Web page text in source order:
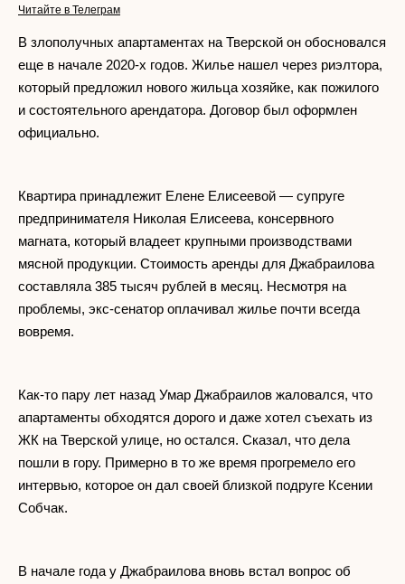
Читайте в Телеграм
В злополучных апартаментах на Тверской он обосновался
еще в начале 2020-х годов. Жилье нашел через риэлтора,
который предложил нового жильца хозяйке, как пожилого
и состоятельного арендатора. Договор был оформлен
официально.
Квартира принадлежит Елене Елисеевой — супруге
предпринимателя Николая Елисеева, консервного
магната, который владеет крупными производствами
мясной продукции. Стоимость аренды для Джабраилова
составляла 385 тысяч рублей в месяц. Несмотря на
проблемы, экс-сенатор оплачивал жилье почти всегда
вовремя.
Как-то пару лет назад Умар Джабраилов жаловался, что
апартаменты обходятся дорого и даже хотел съехать из
ЖК на Тверской улице, но остался. Сказал, что дела
пошли в гору. Примерно в то же время прогремело его
интервью, которое он дал своей близкой подруге Ксении
Собчак.
В начале года у Джабраилова вновь встал вопрос об